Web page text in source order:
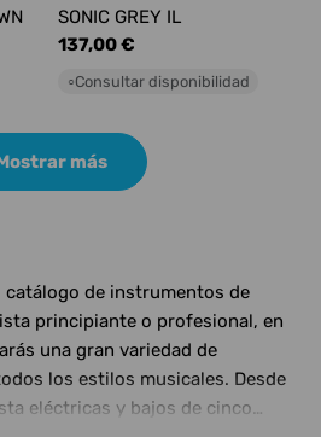
SONIC GREY IL
Precio
habitual
137,00 €
○Consultar disponibilidad
más
de instrumentos de
principiante o profesional, en
una gran variedad de
los estilos musicales. Desde
eléctricas y bajos de cinco